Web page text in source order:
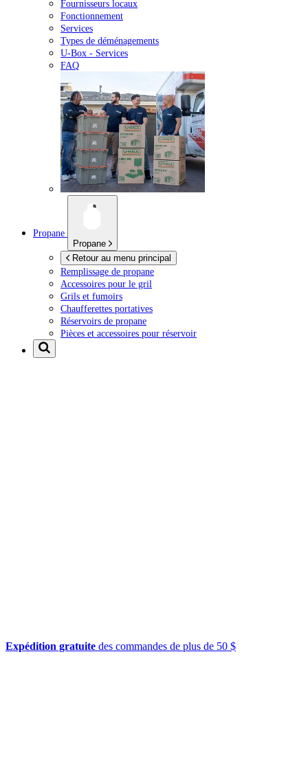
Fournisseurs locaux
Fonctionnement
Services
Types de déménagements
U-Box - Services
FAQ
Propane
Propane
Retour au menu principal
Remplissage de propane
Accessoires pour le gril
Grils et fumoirs
Chaufferettes portatives
Réservoirs de propane
Pièces et accessoires pour réservoir
Expédition gratuite des commandes de plus de 50 $